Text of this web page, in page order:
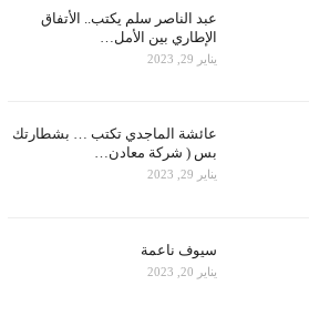
عبد الناصر سلم يكتب.. الأتفاق
الإطاري بين الأمل…
يناير 29, 2023
عائشة الماجدي تكتب … بشطارتك
بس ( شركة معادن…
يناير 29, 2023
سيوف ناعمة
يناير 20, 2023